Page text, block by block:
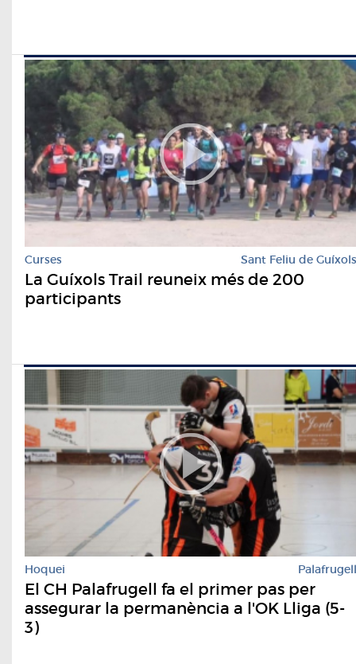
Curses Sant Feliu de Guíxols
La Guíxols Trail reuneix més de 200
participants
Hoquei Palafrugell
El CH Palafrugell fa el primer pas per
assegurar la permanència a l'OK Lliga (5-
3)